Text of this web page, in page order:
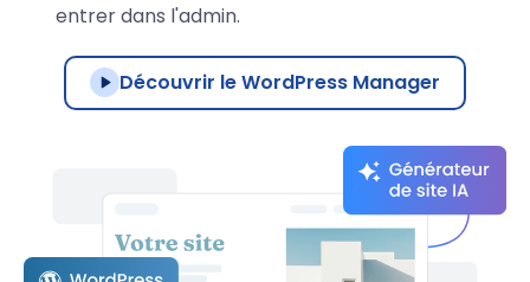
entrer dans l'admin.
Découvrir le WordPress Manager